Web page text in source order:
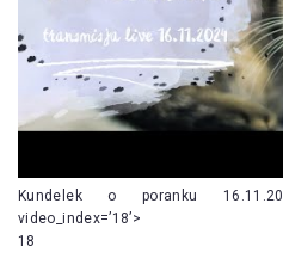
Kundelek o poranku
video_index=’18’>
18